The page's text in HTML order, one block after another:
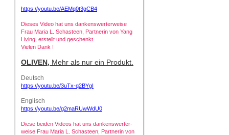
https://youtu.be/AEMq0t3gCB4
Dieses Video hat uns dankenswerterweise
Frau Maria L. Schasteen, Partnerin von Yang
Living, erstellt und geschenkt.
Vielen Dank !
OLIVEN, Mehr als nur ein Produkt.
Deutsch
https://youtu.be/3uTx-q2BYgI
Englisch
https://youtu.be/g2maRUwWdU0
Diese beiden Videos hat uns dankenswerter-
weise Frau Maria L. Schasteen, Partnerin von